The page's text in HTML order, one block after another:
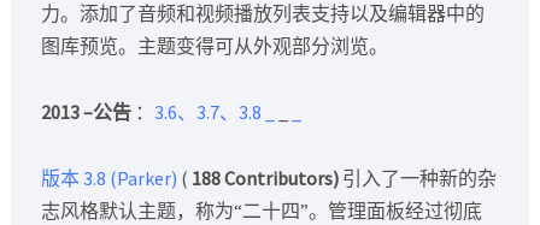
力。添加了音频和视频播放列表支持以及编辑器中的
图库预览。主题变得可从外观部分浏览。
2013 –公告： 3.6、3.7、3.8
版本 3.8 (Parker) ( 188 Contributors) 引入了一种新的杂
志风格默认主题，称为“二十四”。管理面板经过彻底